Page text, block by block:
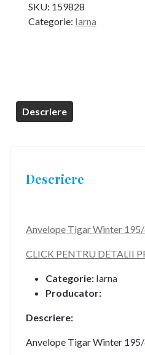
SKU: 159828
Categorie: Iarna
Descriere
Descriere
Anvelope Tigar Winter
CLICK PENTRU DETALII
Categorie: Iarna
Producator:
Descriere:
Anvelope Tigar Winter